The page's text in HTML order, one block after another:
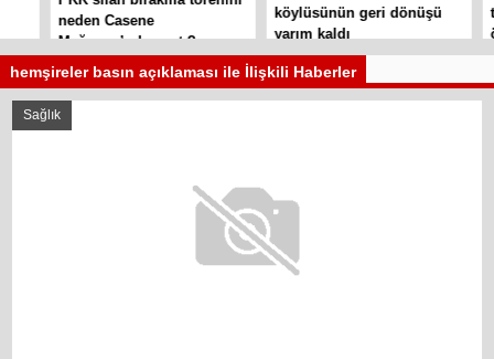
neden Casene
Mağarası’nda yaptı?
köylüsünün geri dönüşü
yarım kaldı
hemşireler basın açıklaması ile İlişkili Haberler
Sağlık